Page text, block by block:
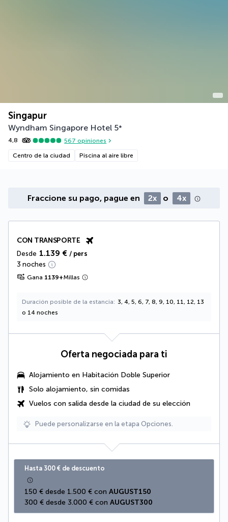
Singapur
Wyndham Singapore Hotel 5*
4,8 567 opiniones
Centro de la ciudad Piscina al aire libre
Fraccione su pago, pague en 2x o 4x
CON TRANSPORTE
Desde 1.139 € / pers
3 noches
Gana 1139+Millas
Duración posible de la estancia
3, 4, 5, 6, 7, 8, 9, 10, 11, 12, 13
o 14 noches
Oferta negociada para ti
Alojamiento en Habitación Doble Superior
Solo alojamiento, sin comidas
Vuelos con salida desde la ciudad de su elección
Puede personalizarse en la etapa Opciones.
Hasta 300 € de descuento
150 € desde 1.500 € con AUGUST150
300 € desde 3.000 € con AUGUST300